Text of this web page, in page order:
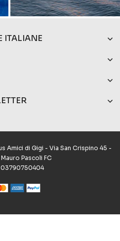
ITALIANE
Amici di Gigi - Via San Crispino 45 -
Pascoli FC
03790750404